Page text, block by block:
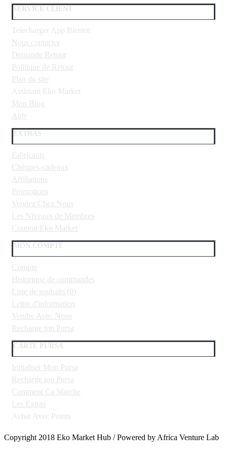
SERVICE CLIENT
Telecharger App Bientot
Nous contacter
Demande Retour
Politique de Retour
Plan du site
Assistant Eko Market
Mon Blog
Aide
EXTRAS
Fabricants
Chèques-cadeaux
Affiliations
Promotions
Vendez Chez Nous
Les Niveaux de Membres
Coupon Eko Market
MON COMPTE
Compte
Historique de commandes
Liste de souhaits (0 )
Lettre d'information
Vendre Avec Nous
Recharge ton Pursa
CARTE PURSA
Initialiser Mon Pursa
Recharge ton Pursa
Comment Ca Marche
Les Extras
Achat Avec Points
Copyright 2018 Eko Market Hub / Powered by Africa Venture Lab